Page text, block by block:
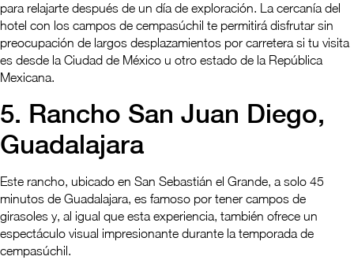
para relajarte después de un día de exploración. La cercanía del
hotel con los campos de cempasúchil te permitirá disfrutar sin
preocupación de largos desplazamientos por carretera si tu visita
es desde la Ciudad de México u otro estado de la República
Mexicana.
5. Rancho San Juan Diego,
Guadalajara
Este rancho, ubicado en San Sebastián el Grande, a solo 45
minutos de Guadalajara, es famoso por tener campos de
girasoles y, al igual que esta experiencia, también ofrece un
espectáculo visual impresionante durante la temporada de
cempasúchil.